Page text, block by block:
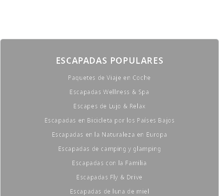
ESCAPADAS POPULARES
Paquetes de Viaje en Coche
Escapadas Wellness & Spa
Escapes de Lujo & Relax
Escapadas en Bicicleta por los Países Bajos
Escapadas en la Naturaleza en Europa
Escapadas de camping y glamping
Escapadas con la Familia
Escapadas Fly & Drive
Escapadas de luna de miel